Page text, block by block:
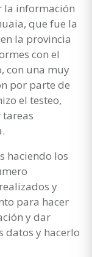
la información
que fue la
la provincia
con el
con una muy
por parte de
el testeo,
haciendo los
y
para hacer
y dar
datos y hacerlo